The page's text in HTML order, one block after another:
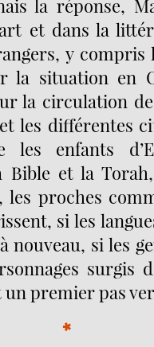
la réponse,
et dans la
y
la situation en
la circulation
les différentes
enfants
Bible et la
proches
si les
nouveau, si les
surgis
premier pas
*